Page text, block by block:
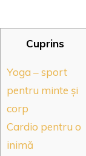
Cuprins
Yoga – sport
pentru minte și
corp
Cardio pentru o
inimă